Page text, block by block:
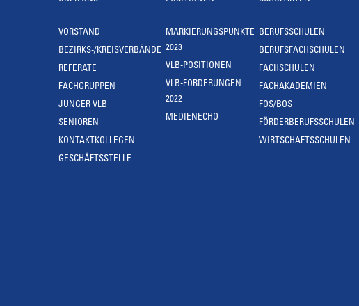
VORSTAND
BEZIRKS-/KREISVERBÄNDE
REFERATE
FACHGRUPPEN
JUNGER VLB
SENIOREN
KONTAKTKOLLEGEN
GESCHÄFTSSTELLE
MARKIERUNGSPUNKTE
2023
VLB-POSITIONEN
VLB-FORDERUNGEN
2022
MEDIENECHO
BERUFSSCHULEN
BERUFSFACHSCHULEN
FACHSCHULEN
FACHAKADEMIEN
FOS/BOS
FÖRDERBERUFSSCHULEN
WIRTSCHAFTSSCHULEN